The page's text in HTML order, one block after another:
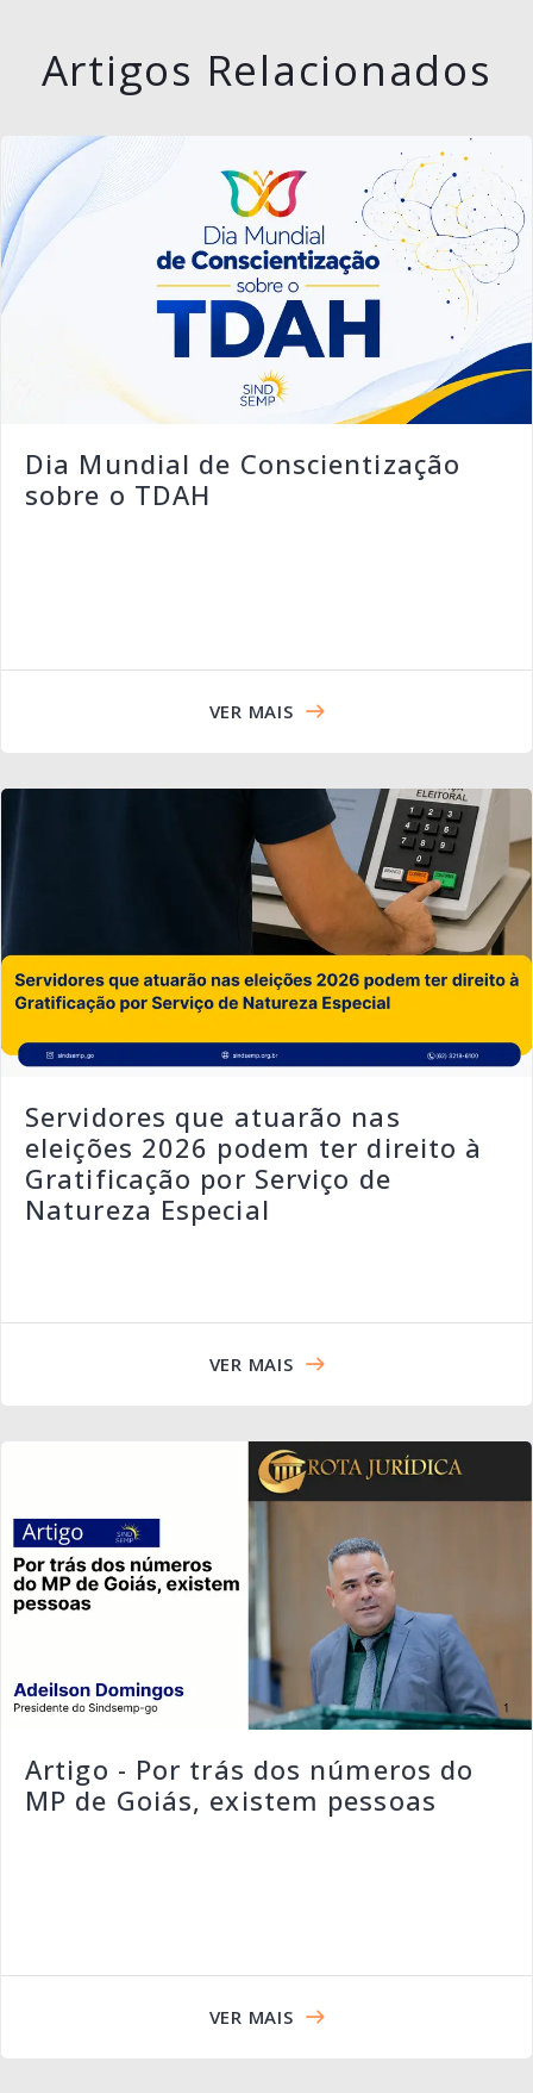
Artigos Relacionados
Dia Mundial de Conscientização
sobre o TDAH
VER MAIS
Servidores que atuarão nas
eleições 2026 podem ter direito à
Gratificação por Serviço de
Natureza Especial
VER MAIS
Artigo - Por trás dos números do
MP de Goiás, existem pessoas
VER MAIS